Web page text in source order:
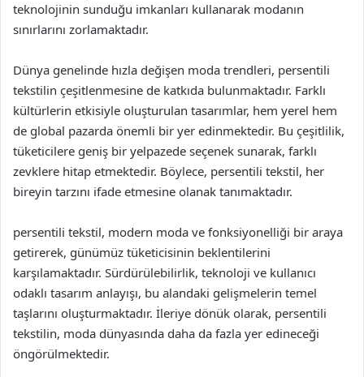
teknolojinin sunduğu imkanları kullanarak modanın
sınırlarını zorlamaktadır.
Dünya genelinde hızla değişen moda trendleri, persentili
tekstilin çeşitlenmesine de katkıda bulunmaktadır. Farklı
kültürlerin etkisiyle oluşturulan tasarımlar, hem yerel hem
de global pazarda önemli bir yer edinmektedir. Bu çeşitlilik,
tüketicilere geniş bir yelpazede seçenek sunarak, farklı
zevklere hitap etmektedir. Böylece, persentili tekstil, her
bireyin tarzını ifade etmesine olanak tanımaktadır.
persentili tekstil, modern moda ve fonksiyonelliği bir araya
getirerek, günümüz tüketicisinin beklentilerini
karşılamaktadır. Sürdürülebilirlik, teknoloji ve kullanıcı
odaklı tasarım anlayışı, bu alandaki gelişmelerin temel
taşlarını oluşturmaktadır. İleriye dönük olarak, persentili
tekstilin, moda dünyasında daha da fazla yer edineceği
öngörülmektedir.